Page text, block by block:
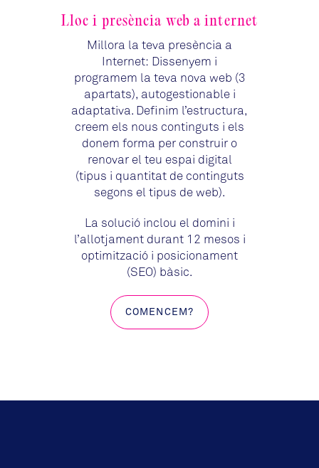
Lloc i presència web a internet
Millora la teva presència a
Internet: Dissenyem i
programem la teva nova web (3
apartats), autogestionable i
adaptativa. Definim l’estructura,
creem els nous continguts i els
donem forma per construir o
renovar el teu espai digital
(tipus i quantitat de continguts
segons el tipus de web).
La solució inclou el domini i
l’allotjament durant 12 mesos i
optimització i posicionament
(SEO) bàsic.
COMENCEM?